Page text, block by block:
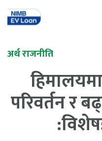
अर्थ राजनीति
परिवर्तन र